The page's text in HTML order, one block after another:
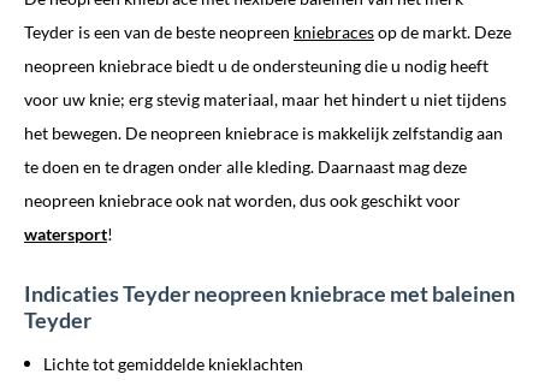
Teyder is een van de beste neopreen kniebracesop de markt. Deze
neopreen kniebrace biedt u de ondersteuning die u nodig heeft
voor uw knie; erg stevig materiaal, maar het hindert u niet tijdens
het bewegen. De neopreen kniebrace is makkelijk zelfstandig aan
te doen en te dragen onder alle kleding. Daarnaast mag deze
neopreen kniebrace ook nat worden, dus ook geschikt voor
watersport!
Indicaties Teyder neopreen kniebrace met baleinen
Teyder
Lichte tot gemiddelde knieklachten